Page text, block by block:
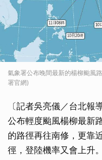
氣象署公布晚間最新的楊柳颱風
署官網)
〔記者吳亮儀／台北報
公布輕度颱風楊柳最新
的路徑再往南修，更靠
徑，登陸機率又會上升。